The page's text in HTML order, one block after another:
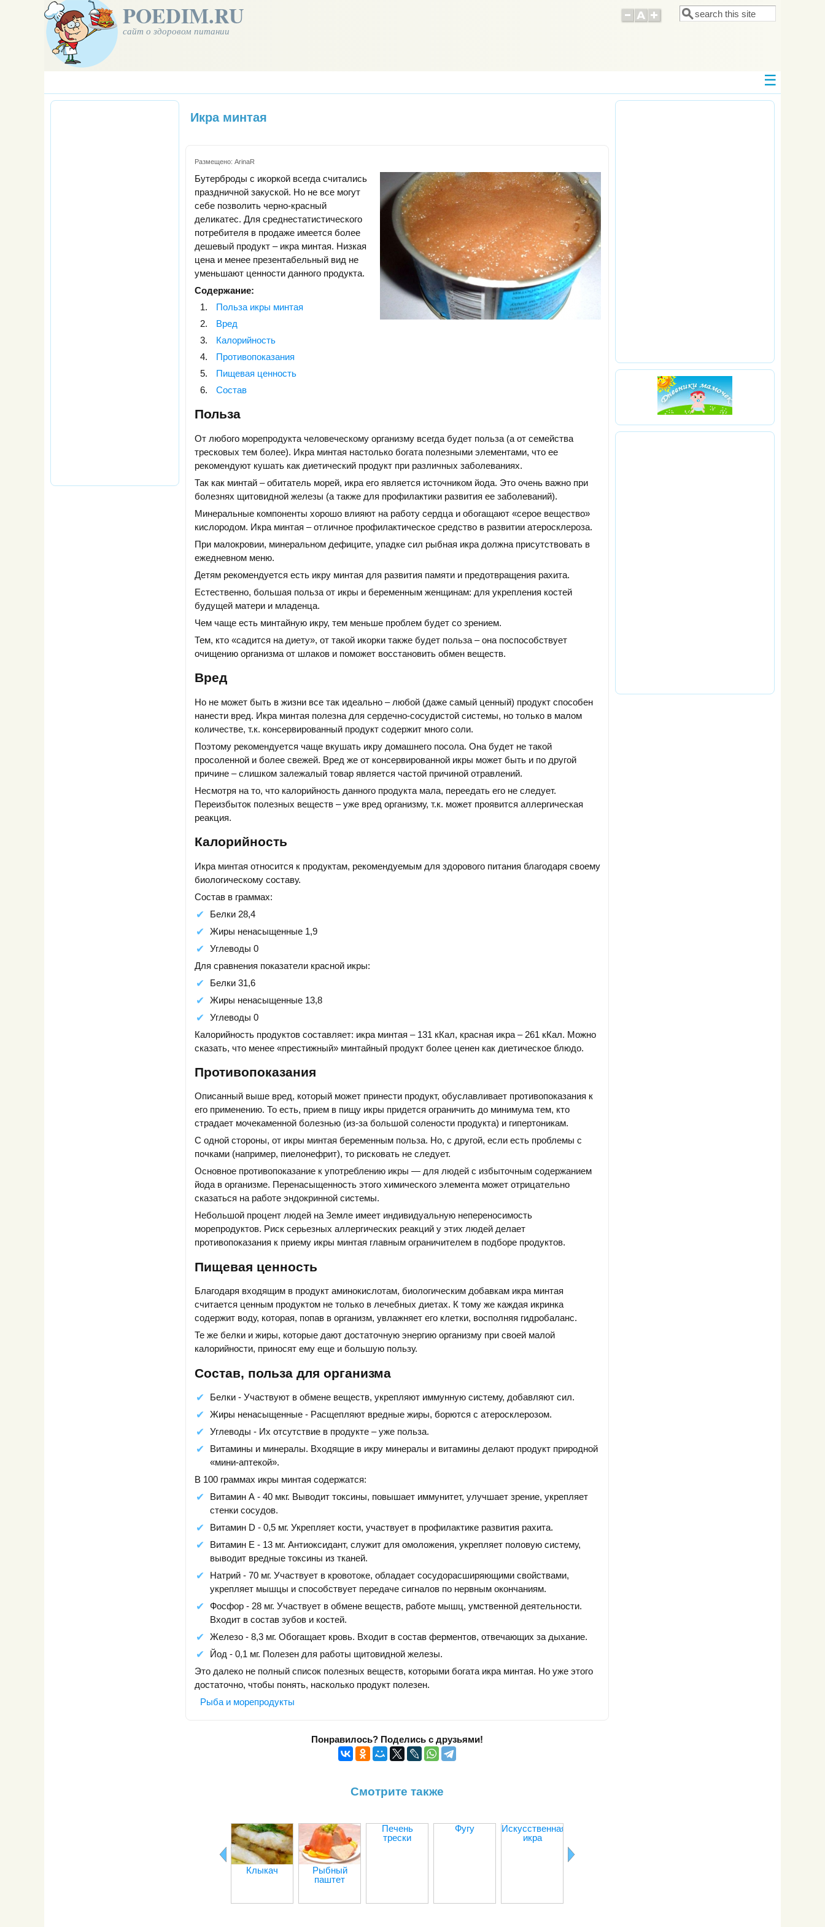
POEDIM.RU
сайт о здоровом питании
Форма поиска
Поиск
Икра минтая
Размещено: ArinaR
Бутерброды с икоркой всегда считались
праздничной закуской. Но не все могут
себе позволить черно-красный
деликатес. Для среднестатистического
потребителя в продаже имеется более
дешевый продукт – икра минтая. Низкая
цена и менее презентабельный вид не
уменьшают ценности данного продукта.
Содержание:
Польза икры минтая
Вред
Калорийность
Противопоказания
Пищевая ценность
Состав
Польза
От любого морепродукта человеческому организму всегда будет польза (а от семейства
тресковых тем более). Икра минтая настолько богата полезными элементами, что ее
рекомендуют кушать как диетический продукт при различных заболеваниях.
Так как минтай – обитатель морей, икра его является источником йода. Это очень важно при
болезнях щитовидной железы (а также для профилактики развития ее заболеваний).
Минеральные компоненты хорошо влияют на работу сердца и обогащают «серое вещество»
кислородом. Икра минтая – отличное профилактическое средство в развитии атеросклероза.
При малокровии, минеральном дефиците, упадке сил рыбная икра должна присутствовать в
ежедневном меню.
Детям рекомендуется есть икру минтая для развития памяти и предотвращения рахита.
Естественно, большая польза от икры и беременным женщинам: для укрепления костей
будущей матери и младенца.
Чем чаще есть минтайную икру, тем меньше проблем будет со зрением.
Тем, кто «садится на диету», от такой икорки также будет польза – она поспособствует
очищению организма от шлаков и поможет восстановить обмен веществ.
Вред
Но не может быть в жизни все так идеально – любой (даже самый ценный) продукт способен
нанести вред. Икра минтая полезна для сердечно-сосудистой системы, но только в малом
количестве, т.к. консервированный продукт содержит много соли.
Поэтому рекомендуется чаще вкушать икру домашнего посола. Она будет не такой
просоленной и более свежей. Вред же от консервированной икры может быть и по другой
причине – слишком залежалый товар является частой причиной отравлений.
Несмотря на то, что калорийность данного продукта мала, переедать его не следует.
Переизбыток полезных веществ – уже вред организму, т.к. может проявится аллергическая
реакция.
Калорийность
Икра минтая относится к продуктам, рекомендуемым для здорового питания благодаря своему
биологическому составу.
Состав в граммах:
Белки 28,4
Жиры ненасыщенные 1,9
Углеводы 0
Для сравнения показатели красной икры:
Белки 31,6
Жиры ненасыщенные 13,8
Углеводы 0
Калорийность продуктов составляет: икра минтая – 131 кКал, красная икра – 261 кКал. Можно
сказать, что менее «престижный» минтайный продукт более ценен как диетическое блюдо.
Противопоказания
Описанный выше вред, который может принести продукт, обуславливает противопоказания к
его применению. То есть, прием в пищу икры придется ограничить до минимума тем, кто
страдает мочекаменной болезнью (из-за большой солености продукта) и гипертоникам.
С одной стороны, от икры минтая беременным польза. Но, с другой, если есть проблемы с
почками (например, пиелонефрит), то рисковать не следует.
Основное противопоказание к употреблению икры — для людей с избыточным содержанием
йода в организме. Перенасыщенность этого химического элемента может отрицательно
сказаться на работе эндокринной системы.
Небольшой процент людей на Земле имеет индивидуальную непереносимость
морепродуктов. Риск серьезных аллергических реакций у этих людей делает
противопоказания к приему икры минтая главным ограничителем в подборе продуктов.
Пищевая ценность
Благодаря входящим в продукт аминокислотам, биологическим добавкам икра минтая
считается ценным продуктом не только в лечебных диетах. К тому же каждая икринка
содержит воду, которая, попав в организм, увлажняет его клетки, восполняя гидробаланс.
Те же белки и жиры, которые дают достаточную энергию организму при своей малой
калорийности, приносят ему еще и большую пользу.
Состав, польза для организма
Белки - Участвуют в обмене веществ, укрепляют иммунную систему, добавляют сил.
Жиры ненасыщенные - Расщепляют вредные жиры, борются с атеросклерозом.
Углеводы - Их отсутствие в продукте – уже польза.
Витамины и минералы. Входящие в икру минералы и витамины делают продукт природной
«мини-аптекой».
В 100 граммах икры минтая содержатся:
Витамин А - 40 мкг. Выводит токсины, повышает иммунитет, улучшает зрение, укрепляет
стенки сосудов.
Витамин D - 0,5 мг. Укрепляет кости, участвует в профилактике развития рахита.
Витамин Е - 13 мг. Антиоксидант, служит для омоложения, укрепляет половую систему,
выводит вредные токсины из тканей.
Натрий - 70 мг. Участвует в кровотоке, обладает сосудорасширяющими свойствами,
укрепляет мышцы и способствует передаче сигналов по нервным окончаниям.
Фосфор - 28 мг. Участвует в обмене веществ, работе мышц, умственной деятельности.
Входит в состав зубов и костей.
Железо - 8,3 мг. Обогащает кровь. Входит в состав ферментов, отвечающих за дыхание.
Йод - 0,1 мг. Полезен для работы щитовидной железы.
Это далеко не полный список полезных веществ, которыми богата икра минтая. Но уже этого
достаточно, чтобы понять, насколько продукт полезен.
Рыба и морепродукты
Понравилось? Поделись с друзьями!
Смотрите также
Клыкач
Рыбный
паштет
Печень
трески
Фугу
Искусственная
икра